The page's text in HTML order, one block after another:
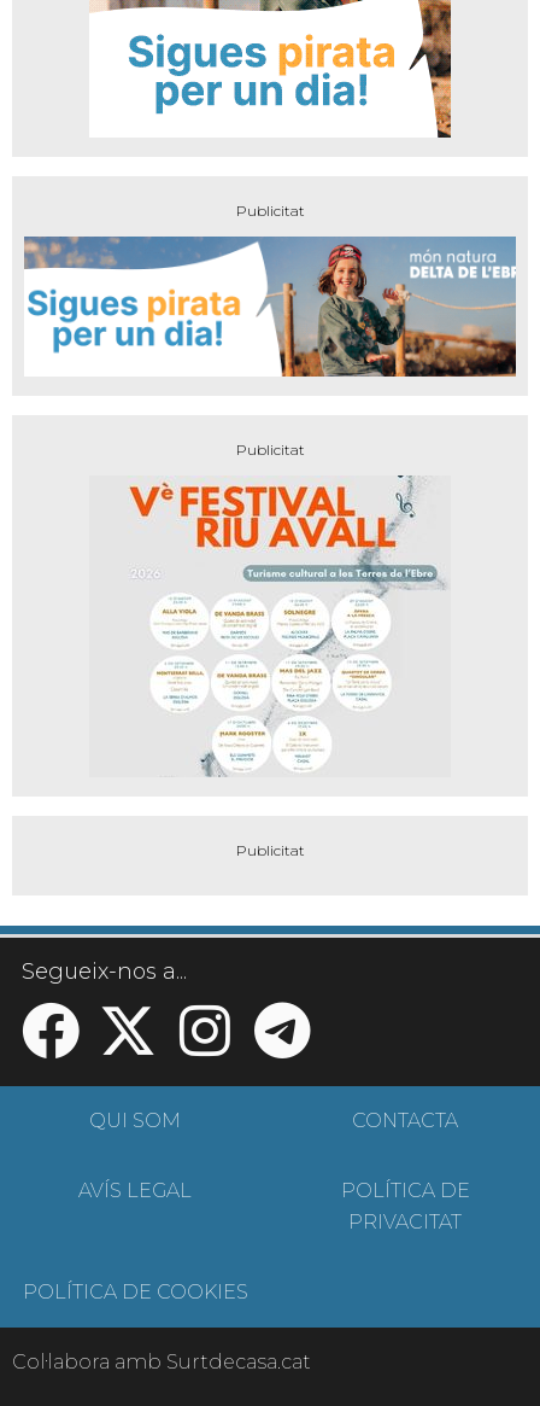
Segueix-nos a...
QUI SOM CONTACTA
AVÍS LEGAL
POLÍTICA DE
PRIVACITAT
POLÍTICA DE COOKIES
Col·labora amb Surtdecasa.cat